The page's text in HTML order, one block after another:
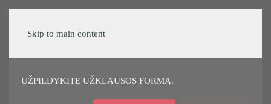
Skip to main content
ĮDOMU, KIEK KAINUOTŲ JŪSŲ AUTOMOBILIO
UŽPILDYKITE UŽKLAUSOS FORMĄ.